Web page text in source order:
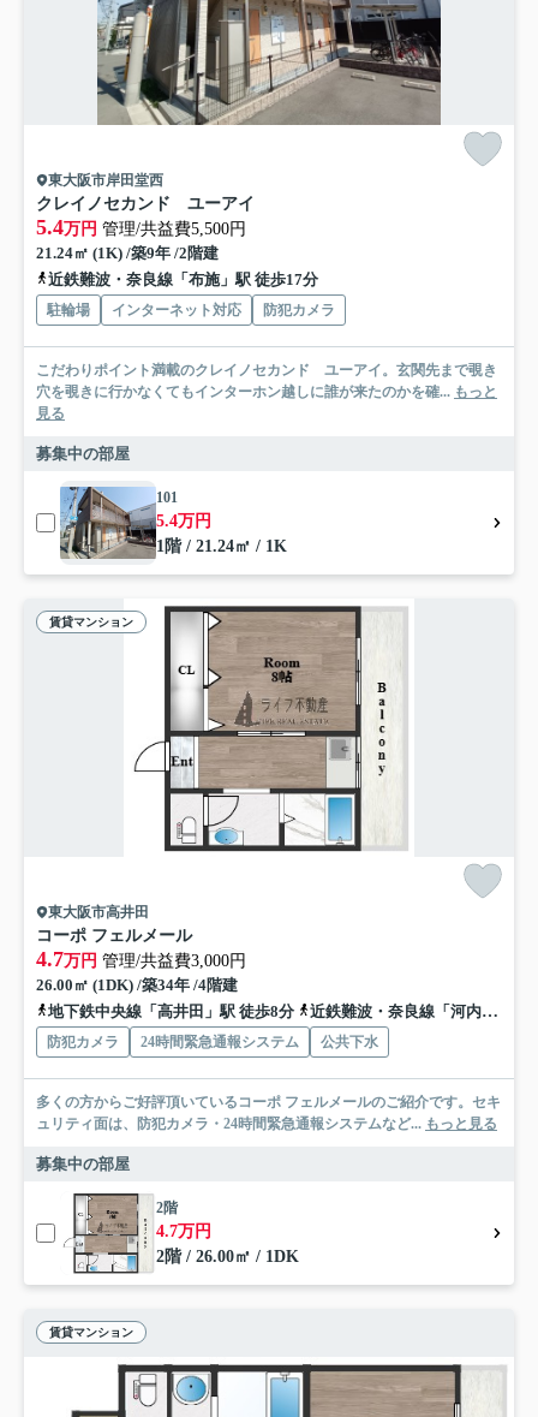
東大阪市岸田堂西
クレイノセカンド ユーアイ
5.4万円 管理/共益費5,500円
21.24㎡ (1K) /築9年 /2階建
近鉄難波・奈良線「布施」駅 徒歩17分
駐輪場 インターネット対応 防犯カメラ
こだわりポイント満載のクレイノセカンド ユーアイ。玄関先まで覗き
穴を覗きに行かなくてもインターホン越しに誰が来たのかを確... もっと
見る
募集中の部屋
101
5.4万円
1階 / 21.24㎡ / 1K
賃貸マンション
東大阪市高井田
コーポ フェルメール
4.7万円 管理/共益費3,000円
26.00㎡ (1DK) /築34年 /4階建
地下鉄中央線「高井田」駅 徒歩8分
近鉄難波・奈良線「河内永和」駅 徒歩11分
防犯カメラ 24時間緊急通報システム 公共下水
多くの方からご好評頂いているコーポ フェルメールのご紹介です。セキ
ュリティ面は、防犯カメラ・24時間緊急通報システムなど... もっと見る
募集中の部屋
2階
4.7万円
2階 / 26.00㎡ / 1DK
賃貸マンション